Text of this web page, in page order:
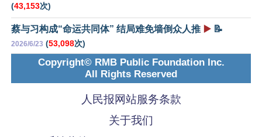
(43,153次)
蔡与习构成“命运共同体” 结局难免墙倒众人推 ▶️ 📝
2026/6/23 (53,098次)
Copyright© RMB Public Foundation Inc.
All Rights Reserved
人民报网站服务条款
关于我们